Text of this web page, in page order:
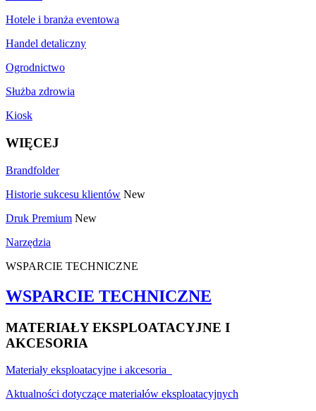
Hotele i branża eventowa
Handel detaliczny
Ogrodnictwo
Służba zdrowia
Kiosk
WIĘCEJ
Brandfolder
Historie sukcesu klientów New
Druk Premium New
Narzędzia
WSPARCIE TECHNICZNE
WSPARCIE TECHNICZNE
MATERIAŁY EKSPLOATACYJNE I
AKCESORIA
Materiały eksploatacyjne i akcesoria
Aktualności dotyczące materiałów eksploatacyjnych